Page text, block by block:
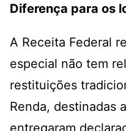
Diferença para os
A Receita Federal
especial não tem
restituições
Renda, destinadas
entregaram